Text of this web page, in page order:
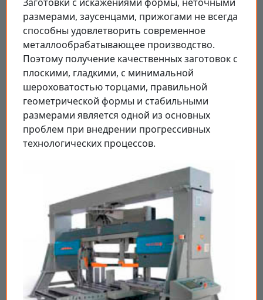
размерами, заусенцами, прижогами не всегда
способны удовлетворить современное
металлообрабатывающее производство.
Поэтому получение качественных заготовок с
плоскими, гладкими, с минимальной
шероховатостью торцами, правильной
геометрической формы и стабильными
размерами является одной из основных
проблем при внедрении прогрессивных
технологических процессов.